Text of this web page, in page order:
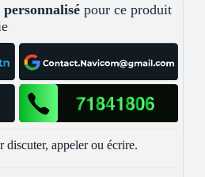
pour ce produit
appeler ou écrire.